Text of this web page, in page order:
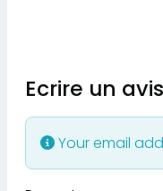
Ecrire un avis
Your email